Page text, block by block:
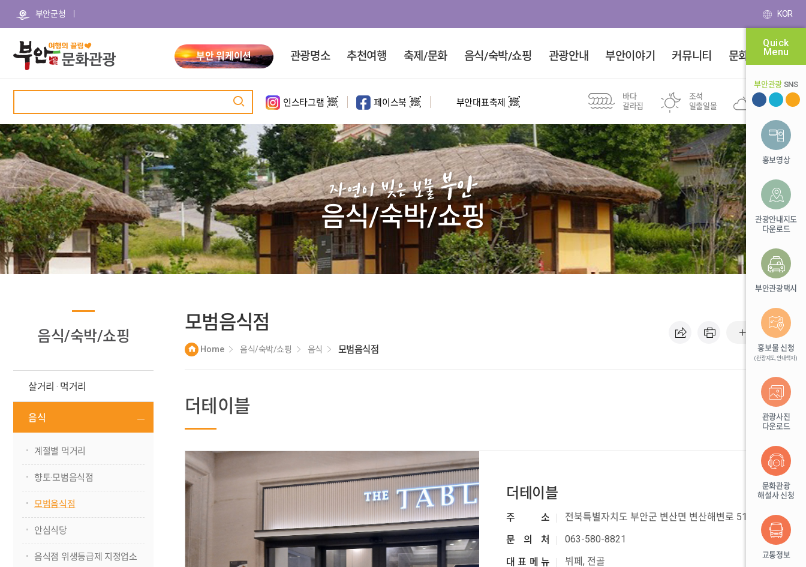
바
뉴
부안군청 KOR
부안 워케이션 관광명소
관광명소 대표 관광지 문화·체험시설 정원 새만금권역 변산8경
마실길 해수욕장 영상촬영명소 위도
유네스코
세계지질공원
추천여행
추천여행 홍보영상
홍보영상
코스여행
사계절코스
반일코스
1일코스
2일코스
드라이브 코스
테마여행
문화여행
속살여행
체험여행
섬여행
투어여행
스탬프투어
전북투어패스
도보여행
마실길
등산
바다 낚시 포인트
새만금권역 여행
축제/문화 음식/숙박/쇼핑 관광안내 부안이야기 커뮤니티 문화달력
인스타그램 페이스북 부안대표축제
바다
갈라짐
조석
일출일몰
부안군
26℃
Quick
Menu
부안관광 SNS
홍보영상
관광안내지도
다운로드
부안관광택시
홍보물 신청
(관광지도, 안내책자)
관광사진
다운로드
문화관광
해설사 신청
교통정보
자연이 빚은 보물부안
음식/숙박/쇼핑
음식/숙박/쇼핑
살거리 · 먹거리
음식
계절별 먹거리
향토·모범음식점
모범음식점
안심식당
음식점 위생등급제 지정업소
모범음식점
Home 음식/숙박/쇼핑 음식 모범음식점
기본
더테이블
더테이블
주 소
전북특별자치도 부안군 변산면 변산해변로 51
문 의 처
063-580-8821
대 표 메 뉴
뷔페, 전골